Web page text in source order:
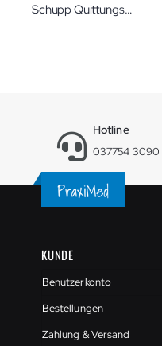
Schupp Quittungsblock 50 Durchschreibsätze
Hotline
037754 3090
KUNDE
Benutzerkonto
Bestellungen
Zahlung & Versand